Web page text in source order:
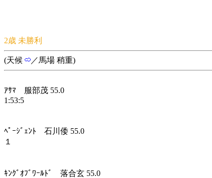
2歳 未勝利
(天候 ／馬場 稍重)
ｱｻﾏ 服部茂 55.0
1:53:5
ﾍﾟｰｼﾞｪﾝﾄ 石川倭 55.0
１
ｷﾝｸﾞｵﾌﾞﾜｰﾙﾄﾞ 落合玄 55.0